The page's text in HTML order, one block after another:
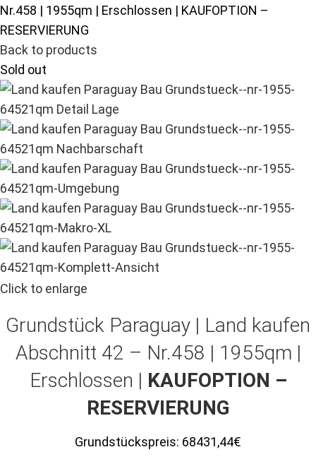
Nr.458 | 1955qm | Erschlossen | KAUFOPTION –
RESERVIERUNG
Back to products
Sold out
Click to enlarge
Grundstück Paraguay | Land kaufen
Abschnitt 42 – Nr.458 | 1955qm |
Erschlossen | KAUFOPTION –
RESERVIERUNG
Grundstückspreis: 68431,44€